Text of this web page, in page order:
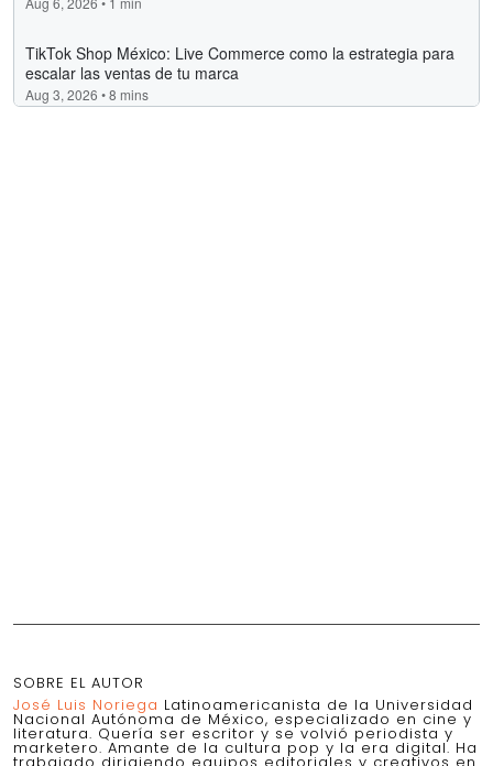
SOBRE EL AUTOR
José Luis Noriega Latinoamericanista de la Universidad
Nacional Autónoma de México, especializado en cine y
literatura. Quería ser escritor y se volvió periodista y
marketero. Amante de la cultura pop y la era digital. Ha
trabajado dirigiendo equipos editoriales y creativos en